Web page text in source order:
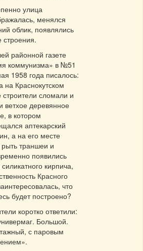
улица
менялся
облик, появлялись
строения.
районной газете
коммунизма» в №51
1958 года писалось:
на Краснокутском
строители сломали и
ветхое деревянное
в котором
аптекарский
а на его месте
рыть траншеи и
появились
кирпича,
Красного
что
будет построено?
коротко ответили:
Большой.
с паровым